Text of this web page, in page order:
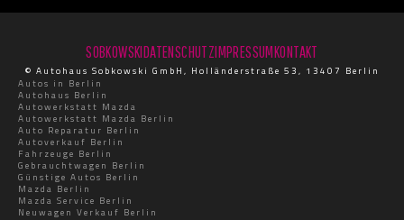
SOBKOWSKIDATENSCHUTZIMPRESSUMKONTAKT
© Autohaus Sobkowski GmbH, Holländerstraße 53, 13407 Berlin
Autos in Berlin
Autohaus Berlin
Autowerkstatt Mazda
Autowerkstatt Mazda Berlin
Auto Reparatur Berlin
Autoverkauf Berlin
Fahrzeuge Berlin
Gebrauchtwagen Berlin
Günstige Autos Berlin
Mazda Berlin
Mazda Service Berlin
Neuwagen Verkauf Berlin